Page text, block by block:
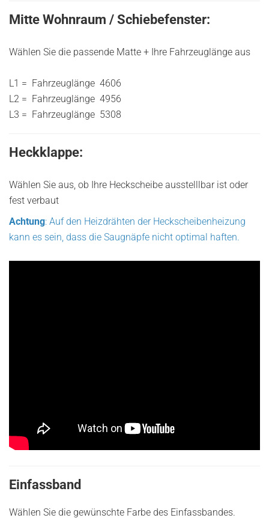
Mitte Wohnraum / Schiebefenster:
Wählen Sie die passende Matte + Ihre Fahrzeuglänge aus
L1 = Fahrzeuglänge 4606
L2 = Fahrzeuglänge 4956
L3 = Fahrzeuglänge 5308
Heckklappe:
Wählen Sie aus, ob Ihre Heckscheibe ausstelllbar ist oder
fest verbaut
Achtung: Auf den Heizdrähten der Heckscheibenheizung
kann es sein, dass die Saugnäpfe nicht optimal haften.
Einfassband
Wählen Sie die gewünschte Farbe des Einfassbandes.